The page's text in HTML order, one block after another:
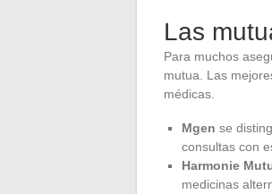
Las
Para muchos
mutua. Las
médicas.
Mgen se
consultas con
Harmonie
medicinas